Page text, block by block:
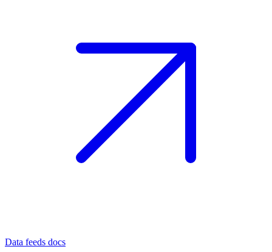
Data feeds docs